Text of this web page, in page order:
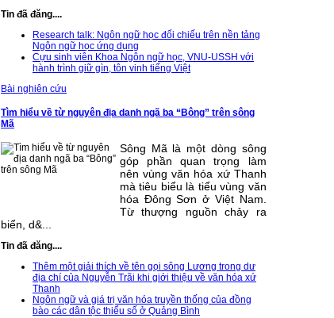
Tin đã đăng....
Research talk: Ngôn ngữ học đối chiếu trên nền tảng
Ngôn ngữ học ứng dụng
Cựu sinh viên Khoa Ngôn ngữ học, VNU-USSH với
hành trình giữ gìn, tôn vinh tiếng Việt
Bài nghiên cứu
Tìm hiểu về từ nguyên địa danh ngã ba “Bông” trên sông
Mã
Sông Mã là một dòng sông
góp phần quan trọng làm
nên vùng văn hóa xứ Thanh
mà tiêu biểu là tiểu vùng văn
hóa Đông Sơn ở Việt Nam.
Từ thượng nguồn chảy ra
biển, d&...
Tin đã đăng....
Thêm một giải thích về tên gọi sông Lương trong dư
địa chí của Nguyễn Trãi khi giới thiệu về văn hóa xứ
Thanh
Ngôn ngữ và giá trị văn hóa truyền thống của đồng
bào các dân tộc thiểu số ở Quảng Bình